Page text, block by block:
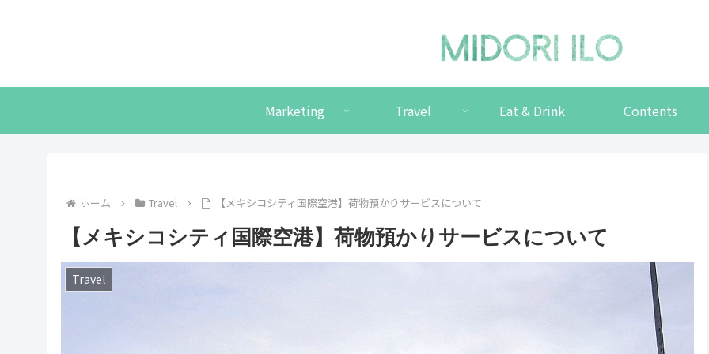
Marketing Travel Eat & Drink Contents
ホーム Travel 【メキシコシティ国際空港】荷物預かりサービスについて
【メキシコシティ国際空港】荷物預かりサービスについて
Travel